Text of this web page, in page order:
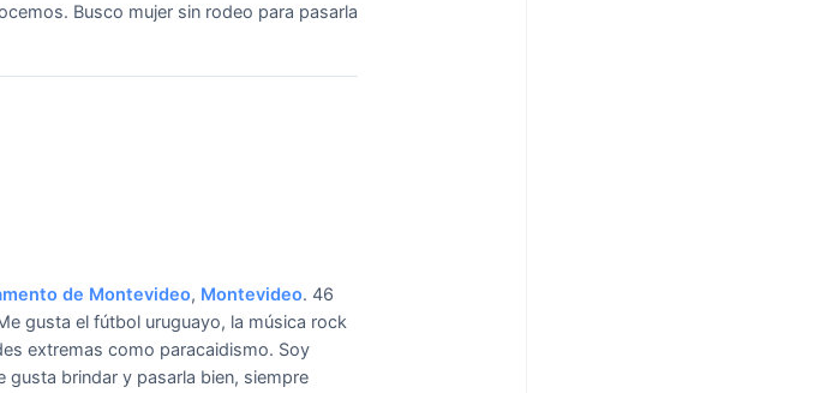
Busco mujer sin rodeo para pasarla
de Montevideo, Montevideo. 46
gusta el fútbol uruguayo, la música rock
extremas como paracaidismo. Soy
brindar y pasarla bien, siempre